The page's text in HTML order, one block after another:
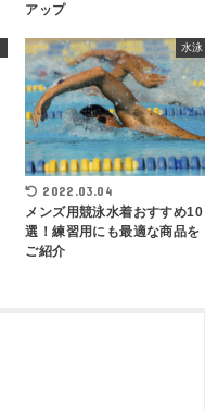
アップ
水泳
2022.03.04
メンズ用競泳水着おすすめ10
選！練習用にも最適な商品を
ご紹介